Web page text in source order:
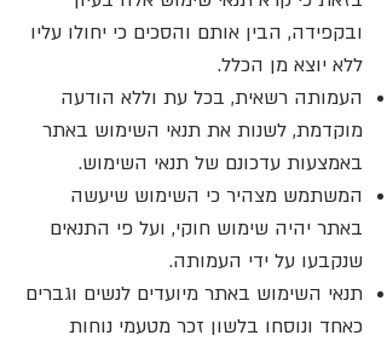
ובקפידה, הבין אותם והסכים כי יחולו עליו
ללא יוצא מן הכלל.
העמותה רשאית, בכל עת וללא הודעה
מוקדמת, לשנות את תנאי השימוש באתר
באמצעות עדכונם של תנאי השימוש.
המשתמש מצהיר כי השימוש שיעשה
באתר יהיה שימוש חוקי, ועל פי התנאים
שנקבעו על ידי העמותה.
תנאי השימוש באתר מיועדים לנשים וגברים
כאחד ונוסחו בלשון זכר מטעמי נוחות